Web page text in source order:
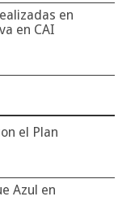
en
en CAI
el Plan
Azul en